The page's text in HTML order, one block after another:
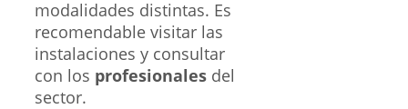
modalidades distintas. Es
recomendable visitar las
instalaciones y consultar
con los profesionales del
sector.